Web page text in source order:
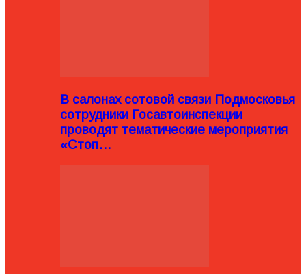
В салонах сотовой связи Подмосковья
сотрудники Госавтоинспекции
проводят тематические мероприятия
«Стоп…